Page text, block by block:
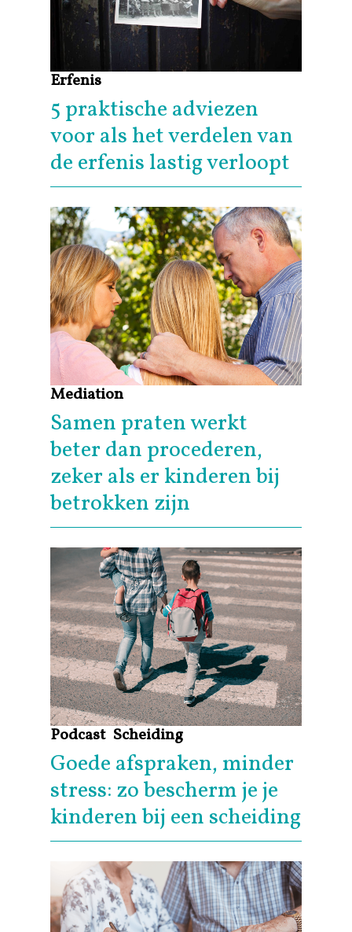
Erfenis
5 praktische adviezen
voor als het verdelen van
de erfenis lastig verloopt
Mediation
Samen praten werkt
beter dan procederen,
zeker als er kinderen bij
betrokken zijn
Podcast Scheiding
Goede afspraken, minder
stress: zo bescherm je je
kinderen bij een scheiding